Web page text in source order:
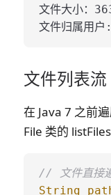
文件大小：
文件列表流
在 Java 7 之前
File 类的 listFiles
// 文件直接
String